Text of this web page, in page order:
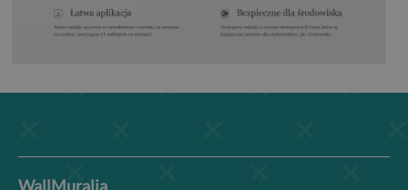
WallMuralia